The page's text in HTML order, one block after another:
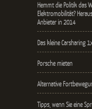
Hemmt die Politik das
Elektromobilität?
Anbieter in 2014
Das kleine Carsharing
Porsche mieten
Alternative
Tipps, wenn Sie eine